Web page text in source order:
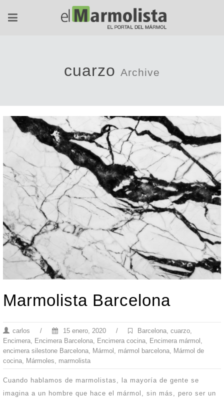
cuarzo Archive
Marmolista Barcelona
carlos / 15 enero, 2020 / Barcelona, cuarzo,
Encimera, Encimera Barcelona, Encimera cocina, Encimera mármol ,
encimera silestone Barcelona, Mármol , mármol barcelona, Mármol de
cocina, Mármoles, marmolista
Cuando hablamos de marmolistas, la mayoría de gente se
imagina a un hombre que hace el mármol, sin más, pero ser un